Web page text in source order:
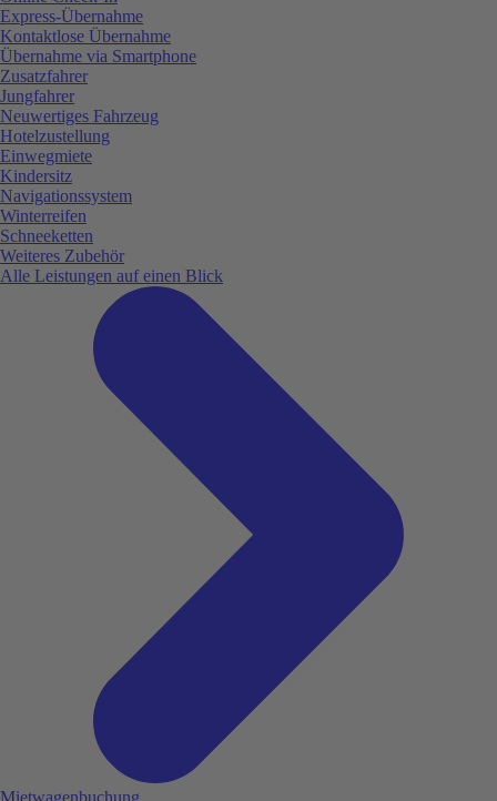
Express-Übernahme
Kontaktlose Übernahme
Übernahme via Smartphone
Zusatzfahrer
Jungfahrer
Neuwertiges Fahrzeug
Hotelzustellung
Einwegmiete
Kindersitz
Navigationssystem
Winterreifen
Schneeketten
Weiteres Zubehör
Alle Leistungen auf einen Blick
Mietwagenbuchung